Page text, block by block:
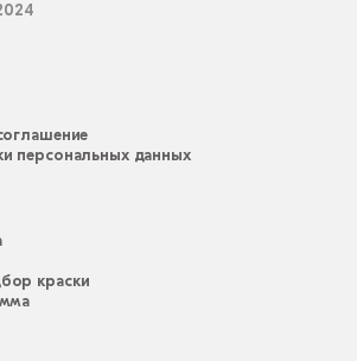
персональных данных
краски